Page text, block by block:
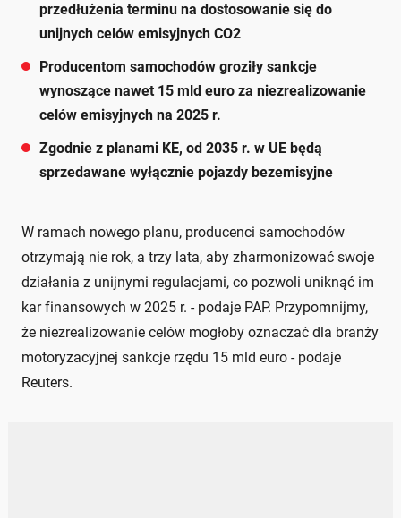
przedłużenia terminu na dostosowanie się do
unijnych celów emisyjnych CO2
Producentom samochodów groziły sankcje
wynoszące nawet 15 mld euro za niezrealizowanie
celów emisyjnych na 2025 r.
Zgodnie z planami KE, od 2035 r. w UE będą
sprzedawane wyłącznie pojazdy bezemisyjne
W ramach nowego planu, producenci samochodów
otrzymają nie rok, a trzy lata, aby zharmonizować swoje
działania z unijnymi regulacjami, co pozwoli uniknąć im
kar finansowych w 2025 r. - podaje PAP. Przypomnijmy,
że niezrealizowanie celów mogłoby oznaczać dla branży
motoryzacyjnej sankcje rzędu 15 mld euro - podaje
Reuters.